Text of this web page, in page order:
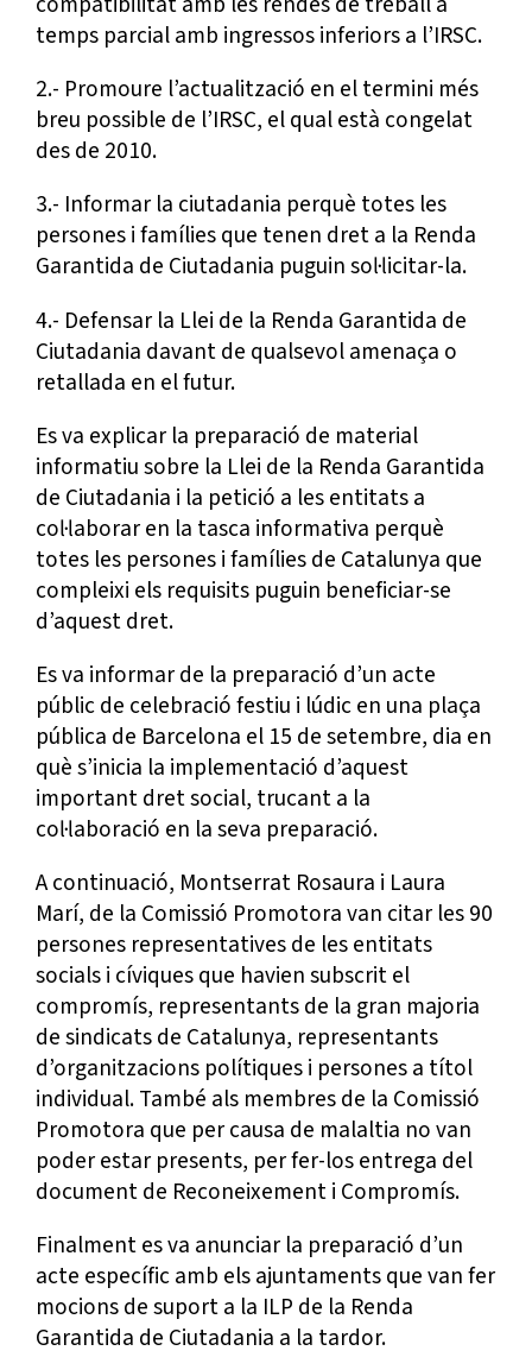
temps parcial amb ingressos inferiors a l’IRSC.
2.- Promoure l’actualització en el termini més
breu possible de l’IRSC, el qual està congelat
des de 2010.
3.- Informar la ciutadania perquè totes les
persones i famílies que tenen dret a la Renda
Garantida de Ciutadania puguin sol·licitar-la.
4.- Defensar la Llei de la Renda Garantida de
Ciutadania davant de qualsevol amenaça o
retallada en el futur.
Es va explicar la preparació de material
informatiu sobre la Llei de la Renda Garantida
de Ciutadania i la petició a les entitats a
col·laborar en la tasca informativa perquè
totes les persones i famílies de Catalunya que
compleixi els requisits puguin beneficiar-se
d’aquest dret.
Es va informar de la preparació d’un acte
públic de celebració festiu i lúdic en una plaça
pública de Barcelona el 15 de setembre, dia en
què s’inicia la implementació d’aquest
important dret social, trucant a la
col·laboració en la seva preparació.
A continuació, Montserrat Rosaura i Laura
Marí, de la Comissió Promotora van citar les 90
persones representatives de les entitats
socials i cíviques que havien subscrit el
compromís, representants de la gran majoria
de sindicats de Catalunya, representants
d’organitzacions polítiques i persones a títol
individual. També als membres de la Comissió
Promotora que per causa de malaltia no van
poder estar presents, per fer-los entrega del
document de Reconeixement i Compromís.
Finalment es va anunciar la preparació d’un
acte específic amb els ajuntaments que van fer
mocions de suport a la ILP de la Renda
Garantida de Ciutadania a la tardor.